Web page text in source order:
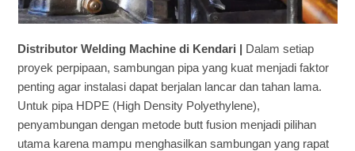
Distributor Welding Machine di Kendari | Dalam setiap
proyek perpipaan, sambungan pipa yang kuat menjadi faktor
penting agar instalasi dapat berjalan lancar dan tahan lama.
Untuk pipa HDPE (High Density Polyethylene),
penyambungan dengan metode butt fusion menjadi pilihan
utama karena mampu menghasilkan sambungan yang rapat